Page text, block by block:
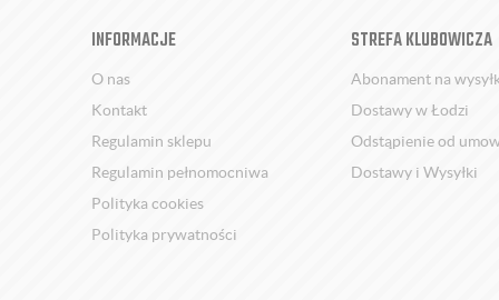
INFORMACJE
O nas
Kontakt
Regulamin sklepu
Regulamin pełnomocniwa
Polityka cookies
Polityka prywatności
STREFA KLUBOWICZA
Abonament na
Dostawy w Łodzi
Odstąpienie od
Dostawy i Wysyłki